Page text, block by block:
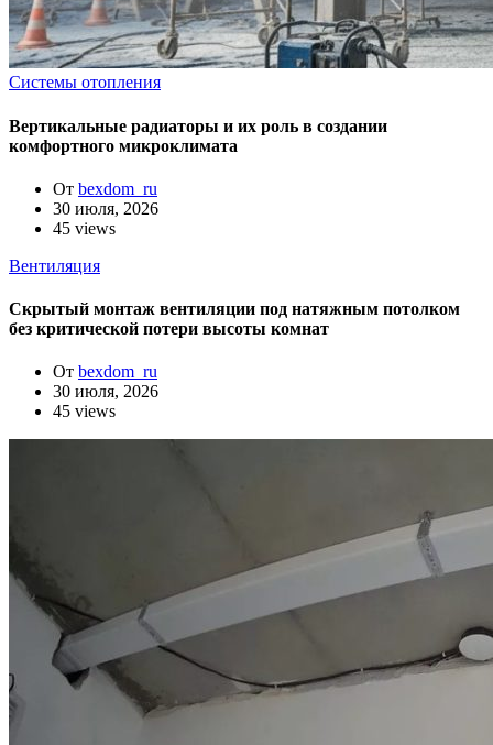
Системы отопления
Вертикальные радиаторы и их роль в создании
комфортного микроклимата
От bexdom_ru
30 июля, 2026
45 views
Вентиляция
Скрытый монтаж вентиляции под натяжным потолком
без критической потери высоты комнат
От bexdom_ru
30 июля, 2026
45 views